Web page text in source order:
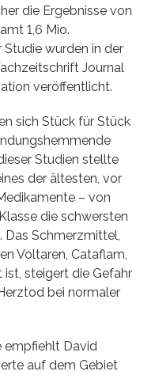
die Ergebnisse von
1,6 Mio.
Studie wurden in der
Journal
veröffentlicht.
sich Stück für Stück
Studien stellte
der ältesten, vor
– von
die schwersten
Schmerzmittel,
Voltaren, Cataflam,
steigert die Gefahr
bei normaler
empfiehlt David
auf dem Gebiet